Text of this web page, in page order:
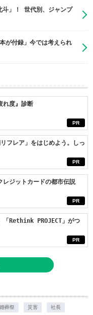
斗」！ 世代別、ジャンプ
が付録」今では考えられ
PR
れ度』診断
PR
フレア」をはじめよう。しっ
PR
ジットカードの都市伝説
PR
「Rethink PROJECT」がつ
葬祭 災害 社長